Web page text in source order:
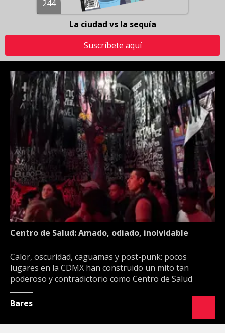
244
La ciudad vs la sequía
Suscríbete aquí
Centro de Salud: Amado, odiado, inolvidable
Calor, oscuridad, caguamas y post-punk: pocos
lugares en la CDMX han construido un mito tan
poderoso y contradictorio como Centro de Salud
Bares